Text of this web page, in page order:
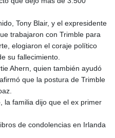
Tony Blair, y el expresidente
trabajaron con Trimble para
elogiaron el coraje político
su fallecimiento.
Ahern, quien también ayudó
que la postura de Trimble
la familia dijo que el ex primer
de condolencias en Irlanda